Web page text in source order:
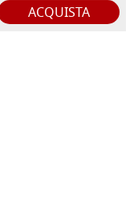
ACQUISTA